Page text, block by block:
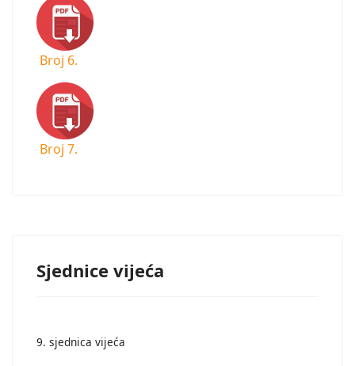
Broj 6.
Broj 7.
Sjednice vijeća
9. sjednica vijeća